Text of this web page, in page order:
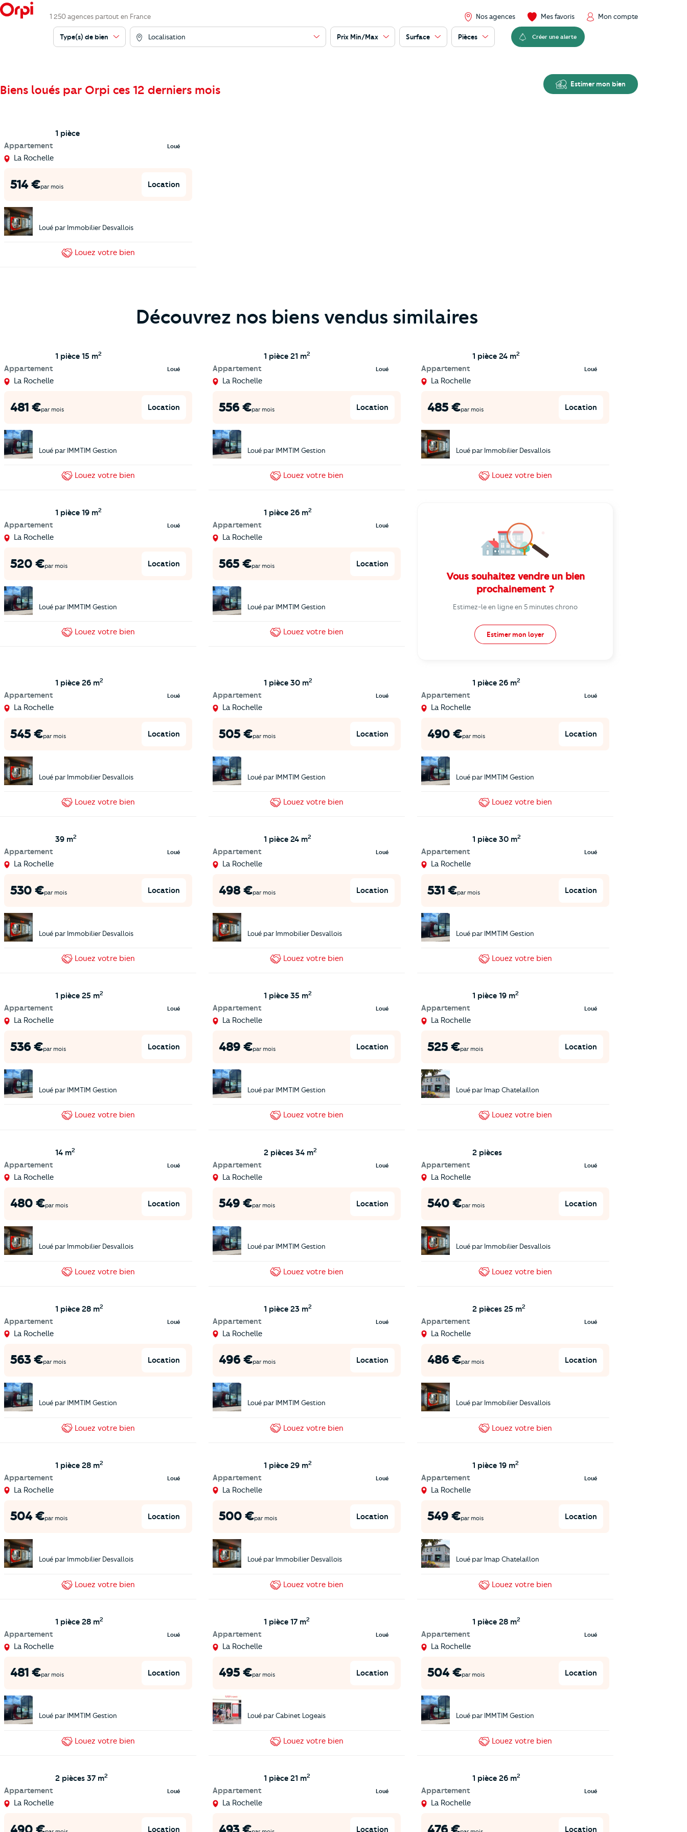
1 250 agences partout en France Nos agences Mes favoris Mon compte
Type(s) de bien Localisation Prix Min/Max Surface Pièces Créer une alerte
Biens loués par Orpi ces 12 derniers mois Estimer mon bien
Appartement
1 pièce
Loué
La Rochelle
514€par mois Location
Loué par Immobilier Desvallois
Louez votre bien
Découvrez nos biens vendus similaires
Appartement
1 pièce 15 m2
Loué
La Rochelle
481 €par mois Location
Loué par IMMTIM Gestion
Louez votre bien
Appartement
1 pièce 21 m2
Loué
La Rochelle
556€par mois Location
Loué par IMMTIM Gestion
Louez votre bien
Appartement
1 pièce 24 m2
Loué
La Rochelle
485 €par mois Location
Loué par Immobilier Desvallois
Louez votre bien
Appartement
1 pièce 19 m2
Loué
La Rochelle
520 €par mois Location
Loué par IMMTIM Gestion
Louez votre bien
Appartement
1 pièce 26 m2
Loué
La Rochelle
565 €par mois Location
Loué par IMMTIM Gestion
Louez votre bien
Vous souhaitez vendre un bien
prochainement ?
Estimez-le en ligne en 5 minutes chrono
Estimer mon loyer
Appartement
1 pièce 26 m2
Loué
La Rochelle
545 €par mois Location
Loué par Immobilier Desvallois
Louez votre bien
Appartement
1 pièce 30 m2
Loué
La Rochelle
505 €par mois Location
Loué par IMMTIM Gestion
Louez votre bien
Appartement
1 pièce 26 m2
Loué
La Rochelle
490 €par mois Location
Loué par IMMTIM Gestion
Louez votre bien
Appartement
39 m2
Loué
La Rochelle
530 €par mois Location
Loué par Immobilier Desvallois
Louez votre bien
Appartement
1 pièce 24 m2
Loué
La Rochelle
498€par mois Location
Loué par Immobilier Desvallois
Louez votre bien
Appartement
1 pièce 30 m2
Loué
La Rochelle
531 €par mois Location
Loué par IMMTIM Gestion
Louez votre bien
Appartement
1 pièce 25 m2
Loué
La Rochelle
536€par mois Location
Loué par IMMTIM Gestion
Louez votre bien
Appartement
1 pièce 35 m2
Loué
La Rochelle
489 €par mois Location
Loué par IMMTIM Gestion
Louez votre bien
Appartement
1 pièce 19 m2
Loué
La Rochelle
525 €par mois Location
Loué par Imap Chatelaillon
Louez votre bien
Appartement
14 m2
Loué
La Rochelle
480 €par mois Location
Loué par Immobilier Desvallois
Louez votre bien
Appartement
2 pièces 34 m2
Loué
La Rochelle
549 €par mois Location
Loué par IMMTIM Gestion
Louez votre bien
Appartement
2 pièces
Loué
La Rochelle
540 €par mois Location
Loué par Immobilier Desvallois
Louez votre bien
Appartement
1 pièce 28 m2
Loué
La Rochelle
563€par mois Location
Loué par IMMTIM Gestion
Louez votre bien
Appartement
1 pièce 23 m2
Loué
La Rochelle
496€par mois Location
Loué par IMMTIM Gestion
Louez votre bien
Appartement
2 pièces 25 m2
Loué
La Rochelle
486€par mois Location
Loué par Immobilier Desvallois
Louez votre bien
Appartement
1 pièce 28 m2
Loué
La Rochelle
504€par mois Location
Loué par Immobilier Desvallois
Louez votre bien
Appartement
1 pièce 29 m2
Loué
La Rochelle
500 €par mois Location
Loué par Immobilier Desvallois
Louez votre bien
Appartement
1 pièce 19 m2
Loué
La Rochelle
549 €par mois Location
Loué par Imap Chatelaillon
Louez votre bien
Appartement
1 pièce 28 m2
Loué
La Rochelle
481 €par mois Location
Loué par IMMTIM Gestion
Louez votre bien
Appartement
1 pièce 17 m2
Loué
La Rochelle
495 €par mois Location
Loué parCabinet Logeais
Louez votre bien
Appartement
1 pièce 28 m2
Loué
La Rochelle
504€par mois Location
Loué par IMMTIM Gestion
Louez votre bien
Appartement
2 pièces 37 m2
Loué
La Rochelle
Location
Appartement
1 pièce 21 m2
Loué
La Rochelle
Location
Appartement
1 pièce 26 m2
Loué
La Rochelle
Location